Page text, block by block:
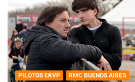
PILOTOS EKVP RMC BUENOS AIRES